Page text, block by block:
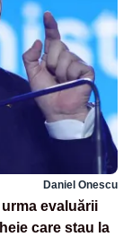
Daniel Onescu
evaluării
care stau la